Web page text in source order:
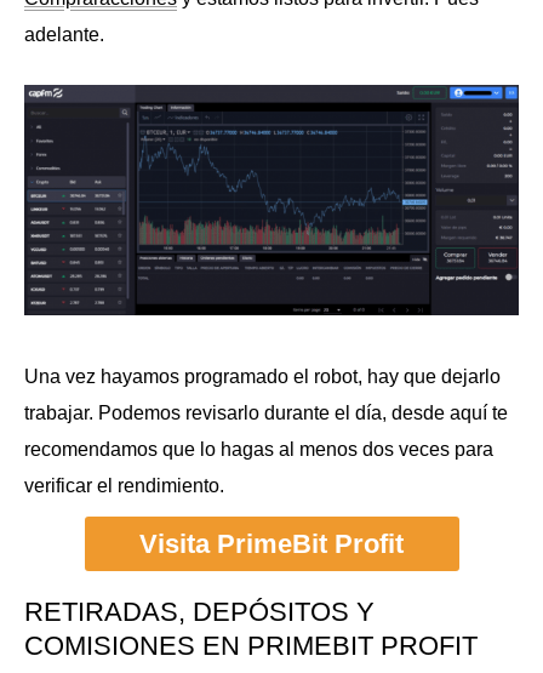
adelante.
Una vez hayamos programado el robot, hay que dejarlo
trabajar. Podemos revisarlo durante el día, desde aquí te
recomendamos que lo hagas al menos dos veces para
verificar el rendimiento.
Visita PrimeBit Profit
RETIRADAS, DEPÓSITOS Y
COMISIONES EN PRIMEBIT PROFIT